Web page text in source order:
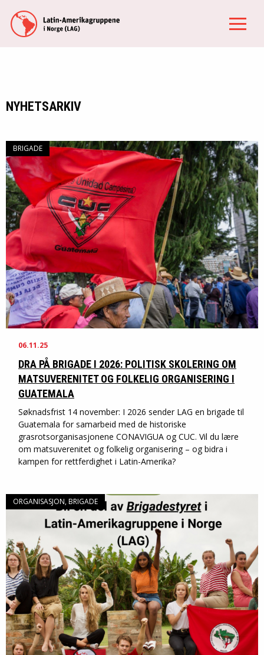
NYHETSARKIV
BRIGADE
06.11.25
DRA PÅ BRIGADE I 2026: POLITISK SKOLERING OM
MATSUVERENITET OG FOLKELIG ORGANISERING I
GUATEMALA
Søknadsfrist 14 november: I 2026 sender LAG en brigade til
Guatemala for samarbeid med de historiske
grasrotsorganisasjonene CONAVIGUA og CUC. Vil du lære
om matsuverenitet og folkelig organisering – og bidra i
kampen for rettferdighet i Latin-Amerika?
ORGANISASJON, BRIGADE